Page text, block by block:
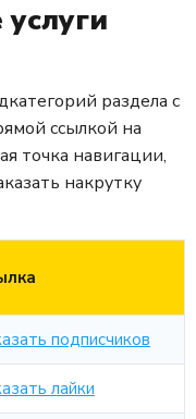
раздела с
ссылкой на
точка навигации,
накрутку
подписчиков
лайки